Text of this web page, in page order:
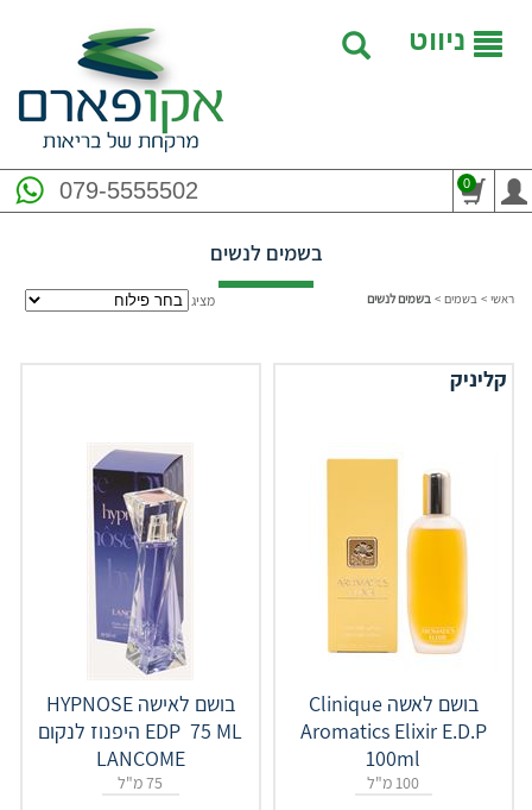
ניווט
079-5555502 0
בשמים לנשים
ראשי > בשמים > בשמים לנשים מציג
קליניק
בושם לאשה Clinique
Aromatics Elixir E.D.P
100ml
100 מ"ל
בושם לאישה ‎HYPNOSE‎
‎EDP‎ ‎‎ ‎75 ML היפנוז לנקום
LANCOME
75 מ"ל